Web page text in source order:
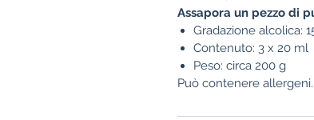
Assapora un pezzo di
Gradazione alcolica:
Contenuto: 3 x 20 ml
Peso: circa 200 g
Può contenere allergeni.